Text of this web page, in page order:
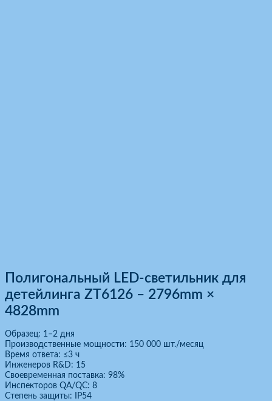
Полигональный LED-светильник для
детейлинга ZT6126 – 2796mm ×
4828mm
Образец: 1–2 дня
Производственные мощности: 150 000 шт./месяц
Время ответа: ≤3 ч
Инженеров R&D: 15
Своевременная поставка: 98%
Инспекторов QA/QC: 8
Степень защиты: IP54